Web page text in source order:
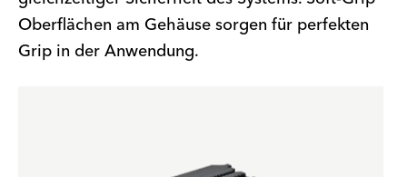
Oberflächen am Gehäuse sorgen für perfekten
Grip in der Anwendung.